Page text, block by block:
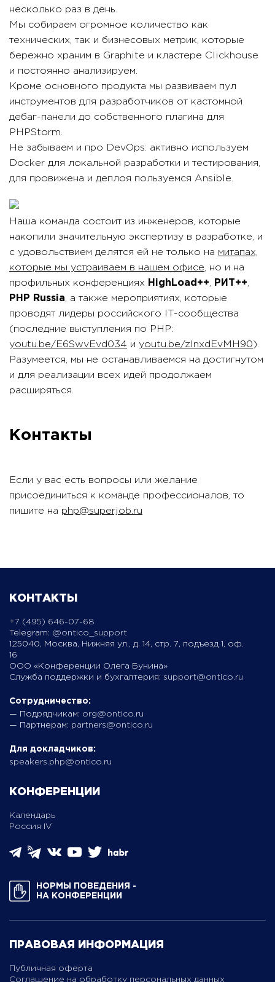
несколько раз в день.
Мы собираем огромное количество как
технических, так и бизнесовых метрик, которые
бережно храним в Graphite и кластере Clickhouse
и постоянно анализируем.
Кроме основного продукта мы развиваем пул
инструментов для разработчиков от кастомной
дебаг-панели до собственного плагина для
PHPStorm.
Не забываем и про DevOps: активно используем
Docker для локальной разработки и тестирования,
для провижена и деплоя пользуемся Ansible.
Наша команда состоит из инженеров, которые
накопили значительную экспертизу в разработке, и
с удовольствием делятся ей не только на митапах,
которые мы устраиваем в нашем офисе, но и на
профильных конференциях HighLoad++, РИТ++,
PHP Russia, а также мероприятиях, которые
проводят лидеры российского IT-сообщества
(последние выступления по PHP:
youtu.be/E6SwvEvd034 и youtu.be/zInxdEvMH90 ).
Разумеется, мы не останавливаемся на достигнутом
и для реализации всех идей продолжаем
расширяться.
Контакты
Если у вас есть вопросы или желание
присоединиться к команде профессионалов, то
пишите на php@superjob.ru
КОНТАКТЫ
+7 (495) 646-07-68
Telegram: @ontico_support
125040, Москва, Нижняя ул., д. 14, стр. 7, подъезд 1, оф.
16
ООО «Конференции Олега Бунина»
Служба поддержки и бухгалтерия: support@ontico.ru
Сотрудничество:
— Подрядчикам: org@ontico.ru
— Партнерам: partners@ontico.ru
Для докладчиков:
speakers.php@ontico.ru
КОНФЕРЕНЦИИ
Календарь
Россия IV
НОРМЫ ПОВЕДЕНИЯ ­
НА КОНФЕРЕНЦИИ
ПРАВОВАЯ ИНФОРМАЦИЯ
Публичная оферта
Соглашение на обработку персональных данных